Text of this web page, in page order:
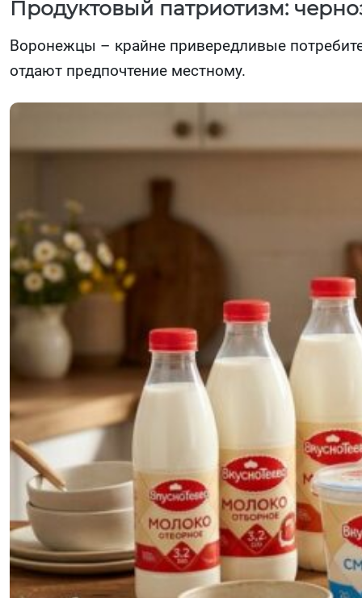
Продуктовый патриотизм:
Воронежцы – крайне привередливые
отдают предпочтение местному.